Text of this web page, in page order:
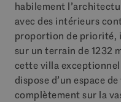
habilement
avec des intérieurs
proportion de priorité,
sur un terrain de 1232
cette villa
dispose d’un espace
complètement sur la